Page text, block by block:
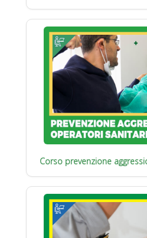
Corso prevenzione